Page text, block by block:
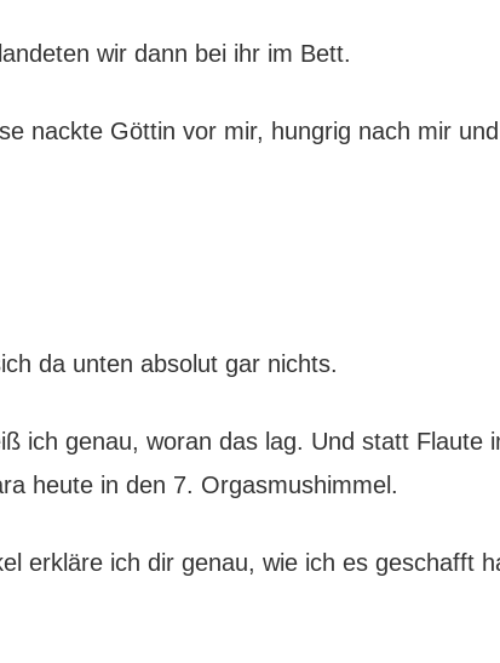
wir dann bei ihr im Bett.
nackte Göttin vor mir, hungrig nach mir
da unten absolut gar nichts.
ich genau, woran das lag. Und statt Flaute
heute in den 7. Orgasmushimmel.
erkläre ich dir genau, wie ich es geschafft